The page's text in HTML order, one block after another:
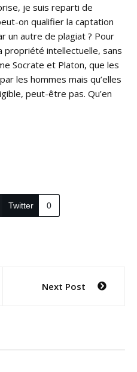
je suis reparti de
on qualifier la captation
un autre de plagiat ? Pour
propriété intellectuelle, sans
Socrate et Platon, que les
les hommes mais qu’elles
peut-être pas. Qu’en
Twitter 0
Next Post